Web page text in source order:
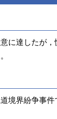
に達したが
境界紛争事